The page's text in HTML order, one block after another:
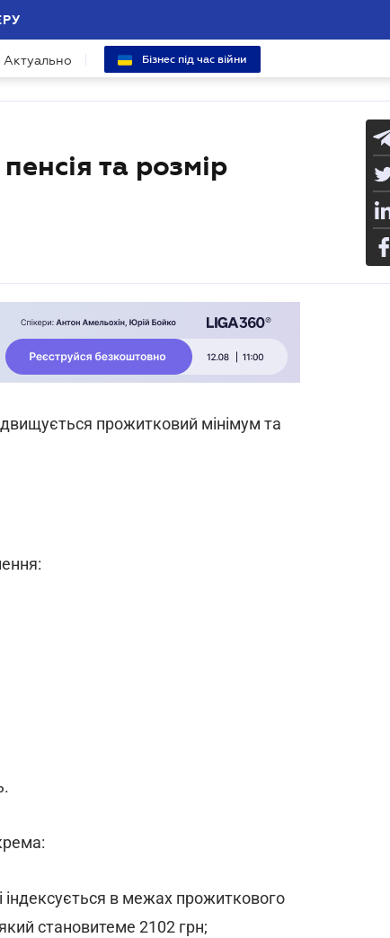
Актуально Бізнес під час війни
та розмір
прожитковий мінімум та
індексується в межах прожиткового
становитеме 2102 грн;